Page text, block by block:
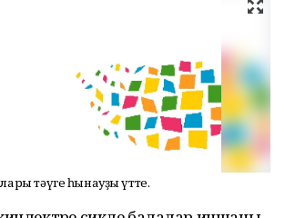
тәүге һынауҙы үтте.